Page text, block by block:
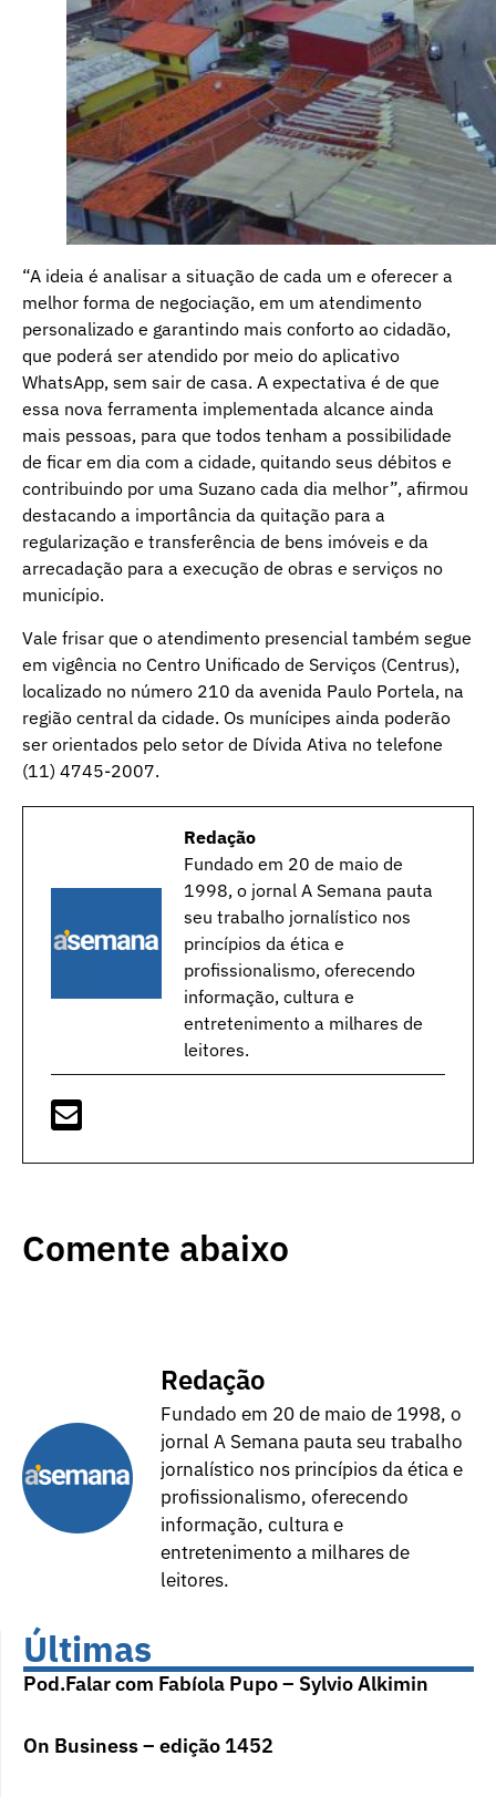
“A ideia é analisar a situação de cada um e oferecer a
melhor forma de negociação, em um atendimento
personalizado e garantindo mais conforto ao cidadão,
que poderá ser atendido por meio do aplicativo
WhatsApp, sem sair de casa. A expectativa é de que
essa nova ferramenta implementada alcance ainda
mais pessoas, para que todos tenham a possibilidade
de ficar em dia com a cidade, quitando seus débitos e
contribuindo por uma Suzano cada dia melhor”, afirmou
destacando a importância da quitação para a
regularização e transferência de bens imóveis e da
arrecadação para a execução de obras e serviços no
município.
Vale frisar que o atendimento presencial também segue
em vigência no Centro Unificado de Serviços (Centrus),
localizado no número 210 da avenida Paulo Portela, na
região central da cidade. Os munícipes ainda poderão
ser orientados pelo setor de Dívida Ativa no telefone
(11) 4745-2007.
Redação
Fundado em 20 de maio de
1998, o jornal A Semana pauta
seu trabalho jornalístico nos
princípios da ética e
profissionalismo, oferecendo
informação, cultura e
entretenimento a milhares de
leitores.
Comente abaixo
Redação
Fundado em 20 de maio de 1998, o
jornal A Semana pauta seu trabalho
jornalístico nos princípios da ética e
profissionalismo, oferecendo
informação, cultura e
entretenimento a milhares de
leitores.
Últimas
Pod.Falar com Fabíola Pupo – Sylvio Alkimin
On Business – edição 1452